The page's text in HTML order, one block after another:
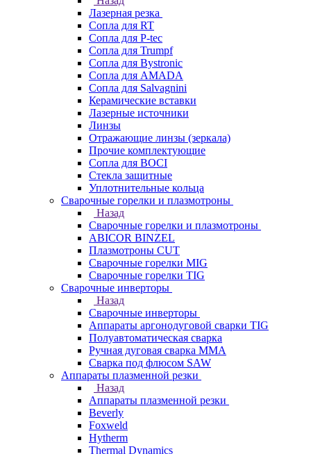
Лазерная резка
Сопла для RT
Сопла для P-tec
Сопла для Trumpf
Сопла для Bystronic
Сопла для AMADA
Сопла для Salvagnini
Керамические вставки
Лазерные источники
Линзы
Отражающие линзы (зеркала)
Прочие комплектующие
Сопла для BOCI
Стекла защитные
Уплотнительные кольца
Сварочные горелки и плазмотроны
Назад
Сварочные горелки и плазмотроны
ABICOR BINZEL
Плазмотроны CUT
Сварочные горелки MIG
Сварочные горелки TIG
Сварочные инверторы
Назад
Сварочные инверторы
Аппараты аргонодуговой сварки TIG
Полуавтоматическая сварка
Ручная дуговая сварка MMA
Сварка под флюсом SAW
Аппараты плазменной резки
Назад
Аппараты плазменной резки
Beverly
Foxweld
Hytherm
Thermal Dynamics